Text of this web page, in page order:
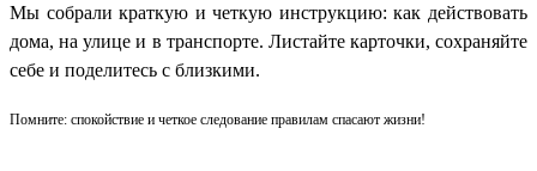
Мы собрали краткую и четкую инструкцию: как действовать
дома, на улице и в транспорте. Листайте карточки, сохраняйте
себе и поделитесь с близкими.
Помните: спокойствие и четкое следование правилам спасают жизни!